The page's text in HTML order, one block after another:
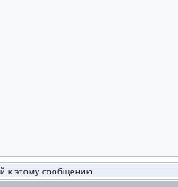
к этому сообщению